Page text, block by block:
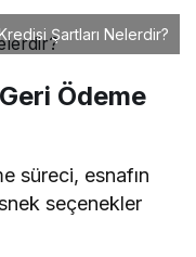
Şartları Nelerdir?
Ödeme
süreci, esnafın
seçenekler